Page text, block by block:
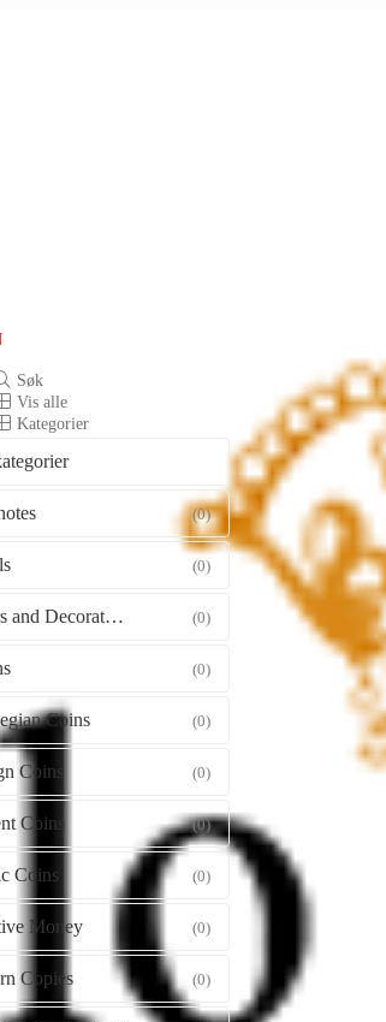
Søk
Vis alle
Kategorier
(0)
(0)
Orders and Decorations (0)
(0)
Coins (0)
Coins (0)
Coins (0)
Coins (0)
Money (0)
Copies (0)